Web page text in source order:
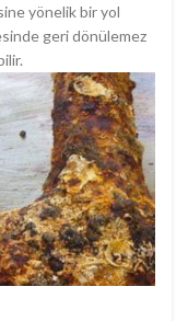
yönelik bir yol
geri dönülemez